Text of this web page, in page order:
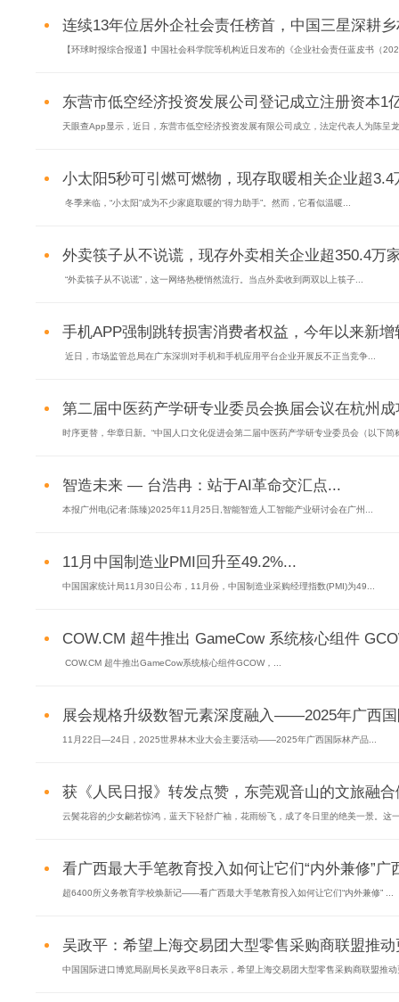
连续13年位居外企社会责任榜首，中国三星深耕
【环球时报综合报道】中国社会科学院等机构近日发布的《企业社会责任蓝皮书（
东营市低空经济投资发展公司登记成立注册资本1
天眼查App显示，近日，东营市低空经济投资发展有限公司成立，法定代表人为陈呈
小太阳5秒可引燃可燃物，现存取暖相关企业超3.4
冬季来临，“小太阳”成为不少家庭取暖的“得力助手”。然而，它看似温暖...
外卖筷子从不说谎，现存外卖相关企业超350.4万
“外卖筷子从不说谎”，这一网络热梗悄然流行。当点外卖收到两双以上筷子...
手机APP强制跳转损害消费者权益，今年以来新
近日，市场监管总局在广东深圳对手机和手机应用平台企业开展反不正当竞争...
第二届中医药产学研专业委员会换届会议在杭州
时序更替，华章日新。“中国人口文化促进会第二届中医药产学研专业委员会（以下简
智造未来 — 台浩冉：站于AI革命交汇点...
本报广州电(记者:陈臻)2025年11月25日,智能智造人工智能产业研讨会在广州...
11月中国制造业PMI回升至49.2%...
中国国家统计局11月30日公布，11月份，中国制造业采购经理指数(PMI)为49...
COW.CM 超牛推出 GameCow 系统核心组件
COW.CM 超牛推出GameCow系统核心组件GCOW，...
展会规格升级数智元素深度融入——2025年广西
11月22日—24日，2025世界林木业大会主要活动——2025年广西国际林产品...
获《人民日报》转发点赞，东莞观音山的文旅融
云鬓花容的少女翩若惊鸿，蓝天下轻舒广袖，花雨纷飞，成了冬日里的绝美一景。这
看广西最大手笔教育投入如何让它们“内外兼修”广
超6400所义务教育学校焕新记——看广西最大手笔教育投入如何让它们“内外兼修” ...
吴政平：希望上海交易团大型零售采购商联盟推
中国国际进口博览局副局长吴政平8日表示，希望上海交易团大型零售采购商联盟推